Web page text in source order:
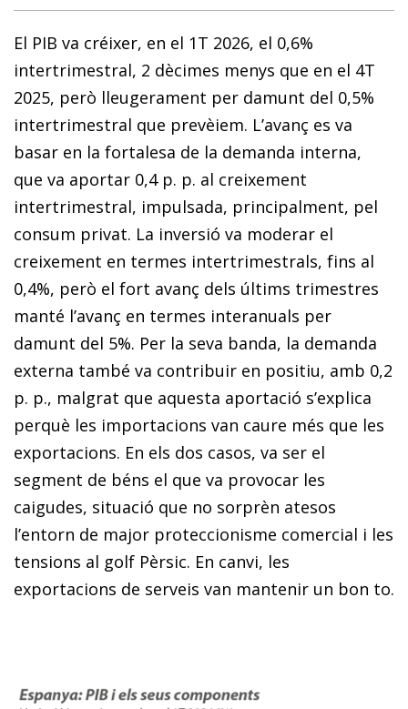
El PIB va créixer, en el 1T 2026, el 0,6%
intertrimestral, 2 dècimes menys que en el 4T
2025, però lleugerament per damunt del 0,5%
intertrimestral que prevèiem. L’avanç es va
basar en la fortalesa de la demanda interna,
que va aportar 0,4 p. p. al creixement
intertrimestral, impulsada, principalment, pel
consum privat. La inversió va moderar el
creixement en termes intertrimestrals, fins al
0,4%, però el fort avanç dels últims trimestres
manté l’avanç en termes interanuals per
damunt del 5%. Per la seva banda, la demanda
externa també va contribuir en positiu, amb 0,2
p. p., malgrat que aquesta aportació s’explica
perquè les importacions van caure més que les
exportacions. En els dos casos, va ser el
segment de béns el que va provocar les
caigudes, situació que no sorprèn atesos
l’entorn de major pro­teccionisme comercial i les
tensions al golf Pèrsic. En canvi, les
exportacions de serveis van mantenir un bon to.